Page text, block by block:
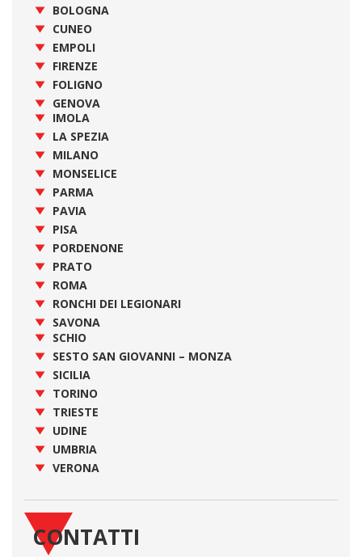
BOLOGNA
CUNEO
EMPOLI
FIRENZE
FOLIGNO
GENOVA
IMOLA
LA SPEZIA
MILANO
MONSELICE
PARMA
PAVIA
PISA
PORDENONE
PRATO
ROMA
RONCHI DEI LEGIONARI
SAVONA
SCHIO
SESTO SAN GIOVANNI – MONZA
SICILIA
TORINO
TRIESTE
UDINE
UMBRIA
VERONA
CONTATTI